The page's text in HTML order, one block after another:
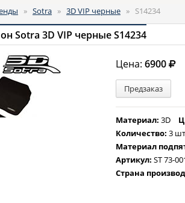
» Sotra » 3D VIP черные » S14234
Sotra 3D VIP черные S14234
Цена:6900
Предзаказ
Материал:3D
Количество:3
Материал
Артикул:ST 73-
Страна